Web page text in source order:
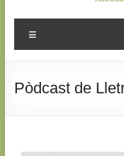
Pòdcast de